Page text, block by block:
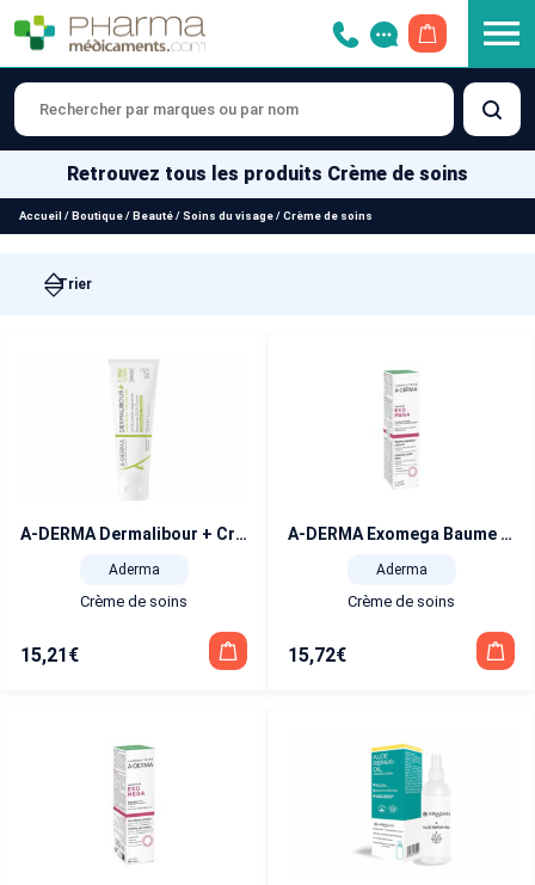
Retrouvez tous les produits Crème de soins
Accueil / Boutique/ Beauté/Soins du visage/Crème de soins
A-DERMA Dermalibour + Crème Réparatrice 100 ml
Aderma
Crème de soins
15,21 €
A-DERMA Exomega Baume Palpébral Calmant 15 ml
Aderma
Crème de soins
15,72€